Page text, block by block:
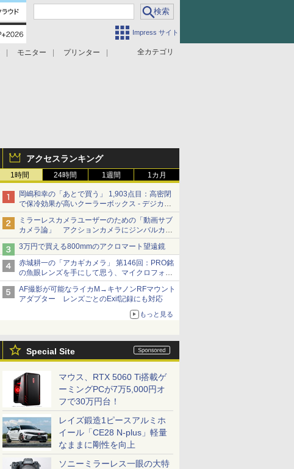
Impress サイト
全カテゴリ
モニター
プリンター
アクセスランキング
1時間 24時間 1週間 1カ月
岡嶋和幸の「あとで買う」 1,903点目：高密閉
で保冷効果が高いクーラーボックス - デジカメ
Watch
ミラーレスカメラユーザーのための「動画サブ
カメラ論」 アクションカメラにジンバルカメ
ラ……その実質的な違いは？
3万円で買える800mmのアクロマート望遠鏡
赤城耕一の「アカギカメラ」 第146回：PRO銘
の魚眼レンズを手にして思う、マイクロフォー
サーズへの期待と可能性
AF撮影が可能なライカM→キヤノンRFマウント
アダプター レンズごとのExif記録にも対応
もっと見る
Special Site
マウス、RTX 5060 Ti搭載ゲ
ーミングPCが7万5,000円オ
フで30万円台！
レイズ鍛造1ピースアルミホ
イール「CE28 N-plus」軽量
なままに剛性を向上
ソニーミラーレス一眼の大特